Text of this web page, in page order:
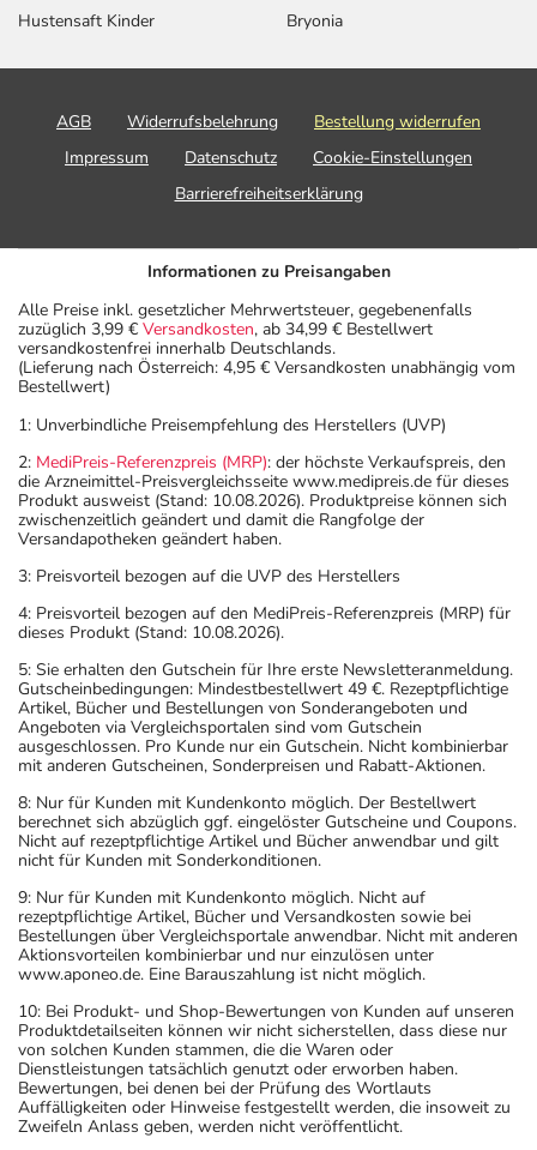
Hustensaft Kinder
Bryonia
AGB Widerrufsbelehrung
Bestellung widerrufen
Impressum
Datenschutz
Cookie-Einstellungen
Barrierefreiheitserklärung
Informationen zu Preisangaben
Alle Preise inkl. gesetzlicher Mehrwertsteuer, gegebenenfalls
zuzüglich 3,99 € Versandkosten, ab 34,99 € Bestellwert
versandkostenfrei innerhalb Deutschlands.
(Lieferung nach Österreich: 4,95 € Versandkosten unabhängig vom
Bestellwert)
1: Unverbindliche Preisempfehlung des Herstellers (UVP)
2: MediPreis-Referenzpreis (MRP): der höchste Verkaufspreis, den
die Arzneimittel-Preisvergleichsseite www.medipreis.de für dieses
Produkt ausweist (Stand: 10.08.2026). Produktpreise können sich
zwischenzeitlich geändert und damit die Rangfolge der
Versandapotheken geändert haben.
3: Preisvorteil bezogen auf die UVP des Herstellers
4: Preisvorteil bezogen auf den MediPreis-Referenzpreis (MRP) für
dieses Produkt (Stand: 10.08.2026).
5: Sie erhalten den Gutschein für Ihre erste Newsletteranmeldung.
Gutscheinbedingungen: Mindestbestellwert 49 €. Rezeptpflichtige
Artikel, Bücher und Bestellungen von Sonderangeboten und
Angeboten via Vergleichsportalen sind vom Gutschein
ausgeschlossen. Pro Kunde nur ein Gutschein. Nicht kombinierbar
mit anderen Gutscheinen, Sonderpreisen und Rabatt-Aktionen.
8: Nur für Kunden mit Kundenkonto möglich. Der Bestellwert
berechnet sich abzüglich ggf. eingelöster Gutscheine und Coupons.
Nicht auf rezeptpflichtige Artikel und Bücher anwendbar und gilt
nicht für Kunden mit Sonderkonditionen.
9: Nur für Kunden mit Kundenkonto möglich. Nicht auf
rezeptpflichtige Artikel, Bücher und Versandkosten sowie bei
Bestellungen über Vergleichsportale anwendbar. Nicht mit anderen
Aktionsvorteilen kombinierbar und nur einzulösen unter
www.aponeo.de. Eine Barauszahlung ist nicht möglich.
10: Bei Produkt- und Shop-Bewertungen von Kunden auf unseren
Produktdetailseiten können wir nicht sicherstellen, dass diese nur
von solchen Kunden stammen, die die Waren oder
Dienstleistungen tatsächlich genutzt oder erworben haben.
Bewertungen, bei denen bei der Prüfung des Wortlauts
Auffälligkeiten oder Hinweise festgestellt werden, die insoweit zu
Zweifeln Anlass geben, werden nicht veröffentlicht.